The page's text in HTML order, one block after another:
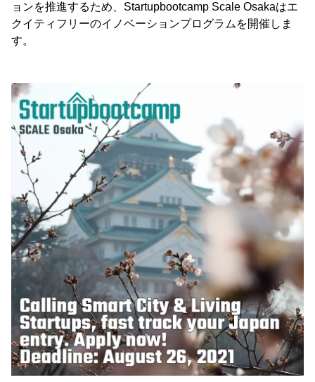
ョンを推進するため、Startupbootcamp Scale Osakaはエ
クイティフリーのイノベーションプログラムを開催しま
す。